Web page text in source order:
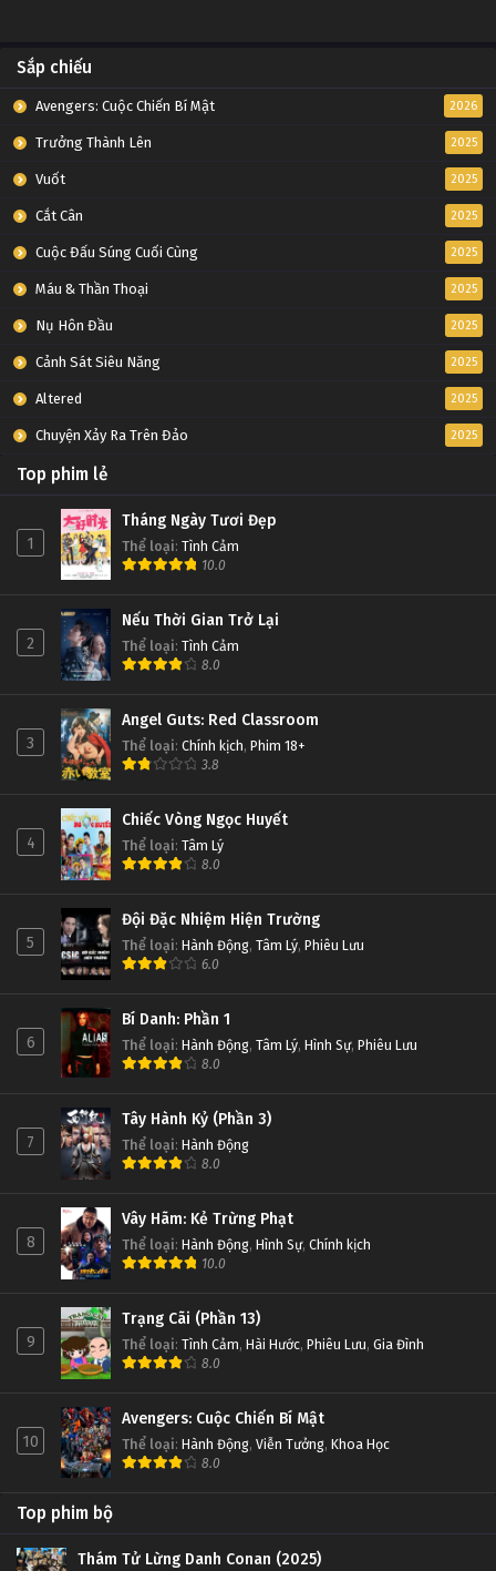
Sắp chiếu
Avengers: Cuộc Chiến Bí Mật 2026
Trưởng Thành Lên 2025
Vuốt 2025
Cắt Cân 2025
Cuộc Đấu Súng Cuối Cùng 2025
Máu & Thần Thoại 2025
Nụ Hôn Đầu 2025
Cảnh Sát Siêu Năng 2025
Altered 2025
Chuyện Xảy Ra Trên Đảo 2025
Top phim lẻ
1
Tháng Ngày Tươi Đẹp
Thể loại: Tình Cảm
10.0
2
Nếu Thời Gian Trở Lại
Thể loại: Tình Cảm
8.0
3
Angel Guts: Red Classroom
Thể loại: Chính kịch, Phim 18+
3.8
4
Chiếc Vòng Ngọc Huyết
Thể loại: Tâm Lý
8.0
5
Đội Đặc Nhiệm Hiện Trường
Thể loại: Hành Động, Tâm Lý, Phiêu Lưu
6.0
6
Bí Danh: Phần 1
Thể loại: Hành Động, Tâm Lý, Hình Sự, Phiêu Lưu
8.0
7
Tây Hành Kỷ (Phần 3)
Thể loại: Hành Động
8.0
8
Vây Hãm: Kẻ Trừng Phạt
Thể loại: Hành Động, Hình Sự, Chính kịch
10.0
9
Trạng Cãi (Phần 13)
Thể loại: Tình Cảm, Hài Hước, Phiêu Lưu, Gia Đình
8.0
10
Avengers: Cuộc Chiến Bí Mật
Thể loại: Hành Động, Viễn Tưởng, Khoa Học
8.0
Top phim bộ
Thám Tử Lừng Danh Conan (2025)